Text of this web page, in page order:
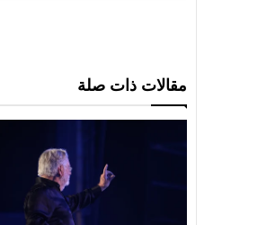
مقالات ذات صلة